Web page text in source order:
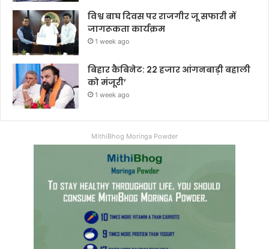
विश्व बाघ दिवस पर राजगीर जू सफारी में
जागरूकता कार्यक्रम
1 week ago
बिहार कैबिनेट: 22 हजार आंगनबाड़ी बहाली
को मंजूरी’
1 week ago
MithiBhog Moringa Powder